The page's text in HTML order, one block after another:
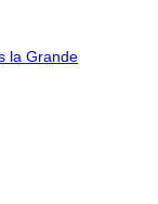
la Grande